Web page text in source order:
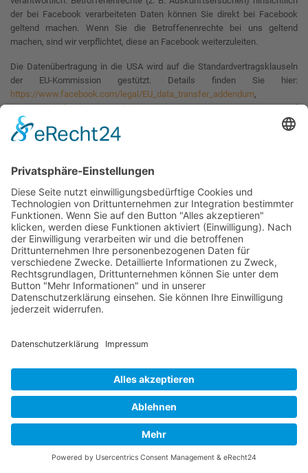
der bei Facebook verarbeiteten Daten können Sie direkt bei Facebook
geltend machen. Wenn Sie die Betroffenenrechte bei uns geltend
machen, sind wir verpflichtet, diese an Facebook weiterzuleiten.
Die Datenübertragung in die USA wird auf die Standardvertragsklauseln
der EU-Kommission gestützt. Details finden Sie hier:
https://www.facebook.com/legal/EU_data_transfer_addendum,
https://de-de.facebook.com/help/566994660333381und
https://www.facebook.com/policy.php
Europäischen Union und den USA, der die Einhaltung europäischer
Datenschutzstandards bei Datenverarbeitungen in den USA gewährleisten
soll. Jedes nach dem DPF zertifizierte Unternehmen verpflichtet sich,
diese Datenschutzstandards einzuhalten. Weitere Informationen hierzu
erhalten Sie vom Anbieter unter folgendem Link:
https://www.dataprivacyframework.gov/participant/4452 .
Instagram
Auf dieser Website sind Funktionen des Dienstes Instagram
eingebunden. Diese Funktionen werden angeboten durch die Meta
Wenn das Social-Media-Element aktiv ist, wird eine direkte Verbindung
Instagram erhält dadurch Informationen über den Besuch dieser Website
durch Sie.
Wenn Sie in Ihrem Instagram-Account eingeloggt sind, können Sie durch
Anklicken des Instagram-Buttons die Inhalte dieser Website mit Ihrem
Instagram-Profil verlinken. Dadurch kann Instagram den Besuch dieser
Website Ihrem Benutzerkonto zuordnen. Wir weisen darauf hin, dass wir